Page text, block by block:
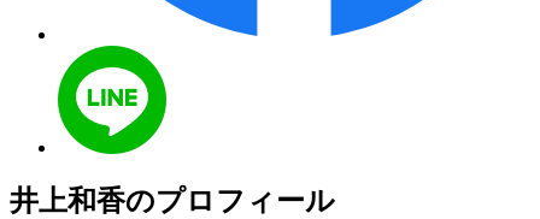
井上和香のプロフィール